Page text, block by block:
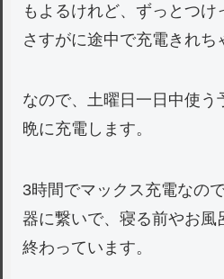
もよるけれど、ずっとつけ
さすがに途中で充電きれち
なので、土曜日一日中使う
晩に充電します。
3時間でマックス充電なの
器に繋いで、寝る前やお風
終わっています。